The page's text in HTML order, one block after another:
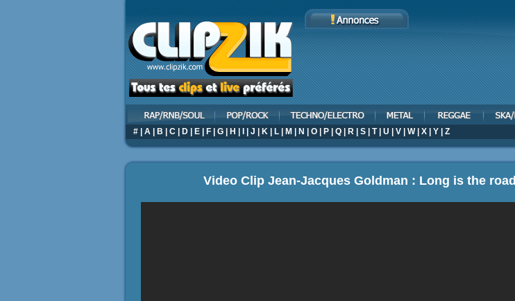
# A B C D E F G H J K L M N O P Q R S T| U V W| X Y Z
Video Clip Jean-Jacques Goldman : Long is the road